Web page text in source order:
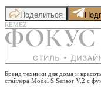
Поделиться
REMEZ
Бренд техники для дома и
стайлера Model S Sensor V.2 с